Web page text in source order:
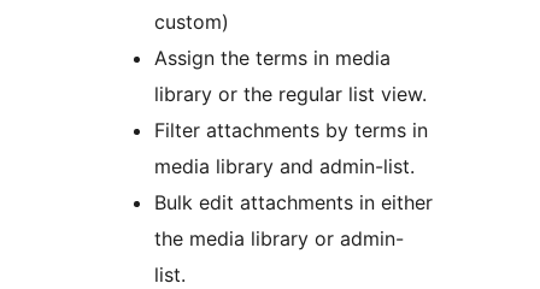
custom)
Assign the terms in media
library or the regular list view.
Filter attachments by terms in
media library and admin-list.
Bulk edit attachments in either
the media library or admin-
list.